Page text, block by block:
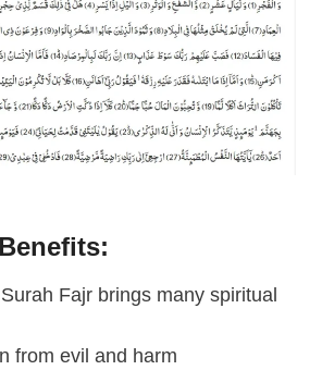
Fajr brings many spiritual
from evil and harm